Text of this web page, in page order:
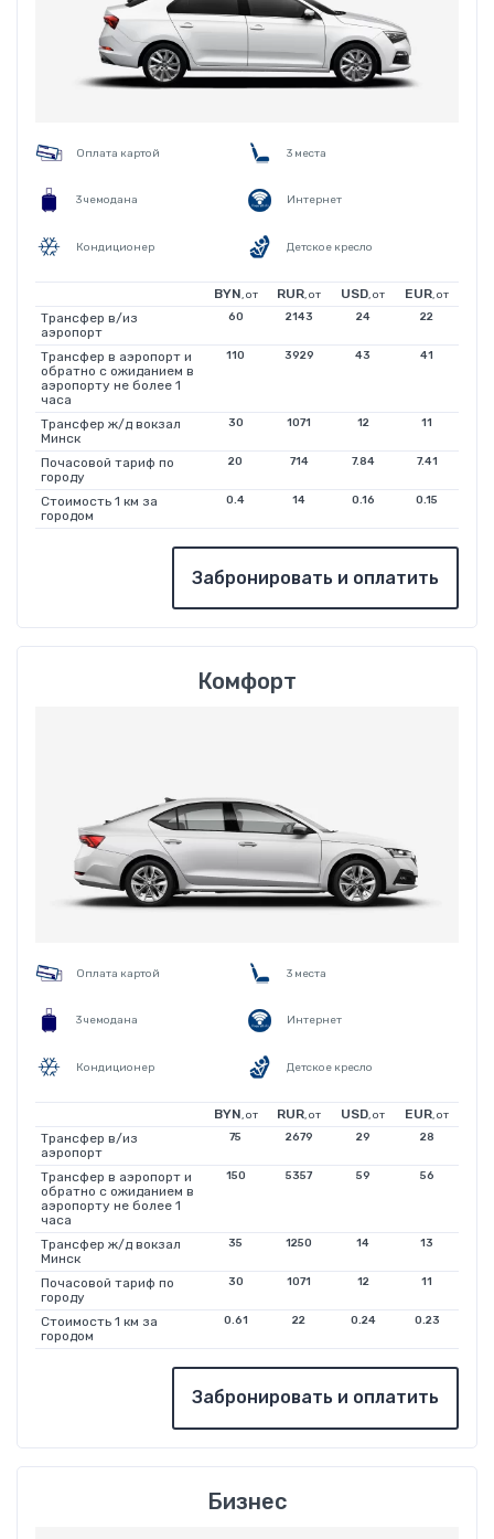
Оплата картой 3 места
3 чемодана Интернет
Кондиционер Детское кресло
BYN, от RUR, от USD, от EUR, от
Трансфер в/из
аэропорт
60 2143 24 22
Трансфер в аэропорт и
обратно с ожиданием в
аэропорту не более 1
часа
110 3929 43 41
Трансфер ж/д вокзал
Минск
30 1071 12 11
Почасовой тариф по
городу
20 714 7.84 7.41
Стоимость 1 км за
городом
0.4 14 0.16 0.15
Забронировать и оплатить
Комфорт
Оплата картой 3 места
3 чемодана Интернет
Кондиционер Детское кресло
BYN, от RUR, от USD, от EUR, от
Трансфер в/из
аэропорт
75 2679 29 28
Трансфер в аэропорт и
обратно с ожиданием в
аэропорту не более 1
часа
150 5357 59 56
Трансфер ж/д вокзал
Минск
35 1250 14 13
Почасовой тариф по
городу
30 1071 12 11
Стоимость 1 км за
городом
0.61 22 0.24 0.23
Забронировать и оплатить
Бизнес